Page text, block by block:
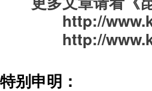
http://
http://
特别申明：